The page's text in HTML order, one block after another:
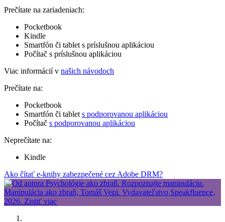
Prečítate na zariadeniach:
Pocketbook
Kindle
Smartfón či tablet s príslušnou aplikáciou
Počítač s príslušnou aplikáciou
Viac informácií v našich návodoch
Prečítate na:
Pocketbook
Smartfón či tablet s podporovanou aplikáciou
Počítač s podporovanou aplikáciou
Neprečítate na:
Kindle
Ako čítať e-knihy zabezpečené cez Adobe DRM?